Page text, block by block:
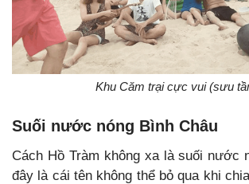
Khu Căm trại cực vui (sưu
Suối nước nóng Bình Châu
Cách Hồ Tràm không xa là suối nước
đây là cái tên không thể bỏ qua khi